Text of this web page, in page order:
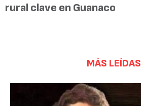
rural clave en Guanaco
MÁS LEÍDAS